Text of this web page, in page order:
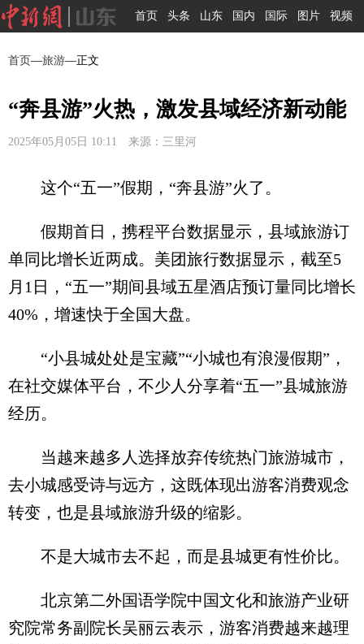
首页 头条 山东 国内 国际 图片 视频
首页—旅游—正文
“奔县游”火热，激发县域经济新动能
2025年05月05日 10:11 来源：三里河
这个“五一”假期，“奔县游”火了。
假期首日，携程平台数据显示，县域旅游订
单同比增长近两成。美团旅行数据显示，截至5
月1日，“五一”期间县域五星酒店预订量同比增长
40%，增速快于全国大盘。
“小县城处处是宝藏”“小城也有浪漫假期”，
在社交媒体平台，不少人分享着“五一”县城旅游
经历。
当越来越多人选择放弃传统热门旅游城市，
去小城感受诗与远方，这既体现出游客消费观念
转变，也是县域旅游升级的缩影。
不是大城市去不起，而是县城更有性价比。
北京第二外国语学院中国文化和旅游产业研
究院常务副院长吴丽云表示，游客消费越来越理